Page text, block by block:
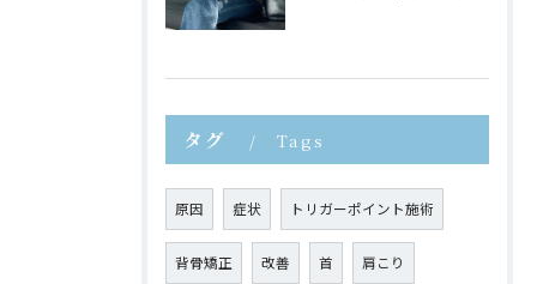
タグ Tags
原因 症状 トリガーポイント施術
背骨矯正 改善 首 肩こり